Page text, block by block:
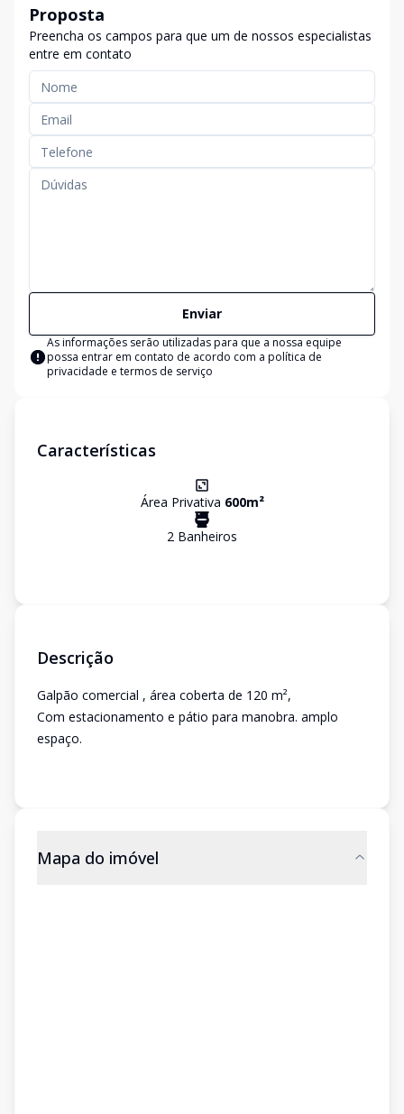
Proposta
Preencha os campos para que um de nossos especialistas
entre em contato
Enviar
As informações serão utilizadas para que a nossa equipe
possa entrar em contato de acordo com a política de
privacidade e termos de serviço
Características
Área Privativa 600m²
2 Banheiros
Descrição
Galpão comercial , área coberta de 120 m²,
Com estacionamento e pátio para manobra. amplo
espaço.
Mapa do imóvel